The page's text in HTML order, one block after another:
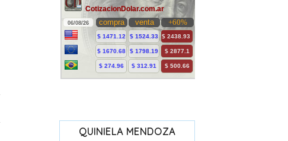
QUINIELA MENDOZA